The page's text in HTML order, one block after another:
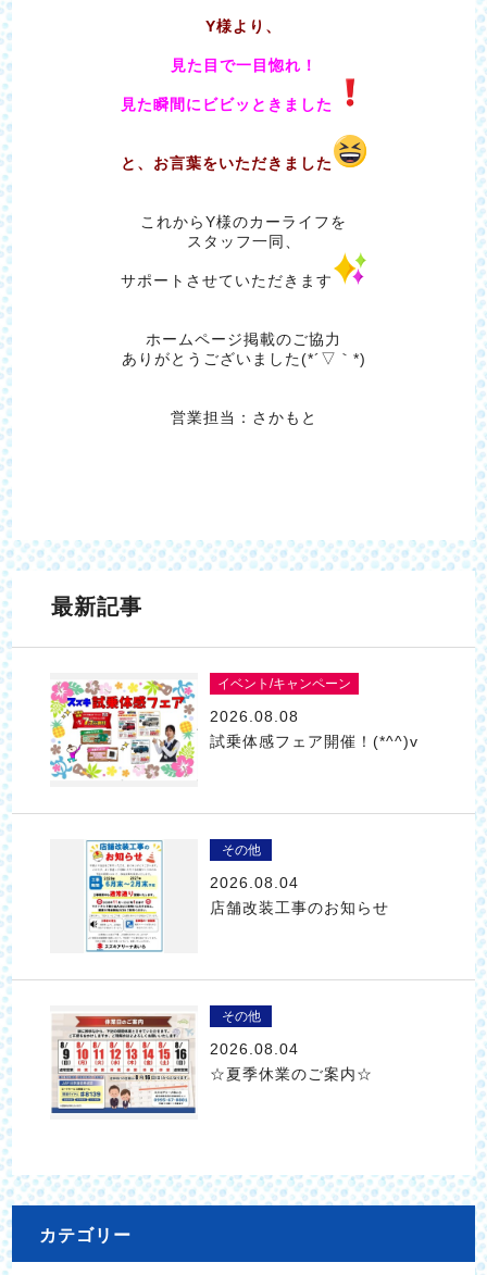
Y様より、
見た目で一目惚れ！
見た瞬間にビビッときました
と、お言葉をいただきました
これからY様のカーライフを
スタッフ一同、
サポートさせていただきます
ホームページ掲載のご協力
ありがとうございました(*´▽｀*)
営業担当：さかもと
最新記事
イベント/キャンペーン
2026.08.08
試乗体感フェア開催！(*^^)v
その他
2026.08.04
店舗改装工事のお知らせ
その他
2026.08.04
☆夏季休業のご案内☆
カテゴリー